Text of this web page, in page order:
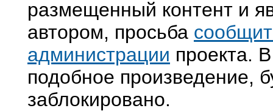
размещенный контент и
автором, просьба
администрации проекта.
подобное произведение,
заблокировано.